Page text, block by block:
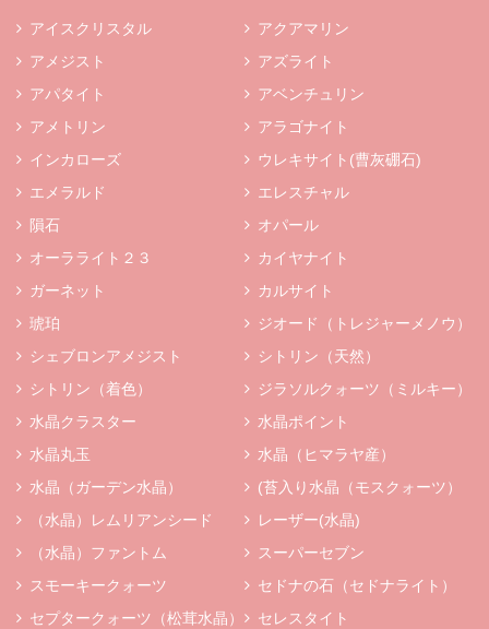
アイスクリスタル
アクアマリン
アメジスト
アズライト
アパタイト
アベンチュリン
アメトリン
アラゴナイト
インカローズ
ウレキサイト(曹灰硼石)
エメラルド
エレスチャル
隕石
オパール
オーラライト２３
カイヤナイト
ガーネット
カルサイト
琥珀
ジオード（トレジャーメノウ）
シェブロンアメジスト
シトリン（天然）
シトリン（着色）
ジラソルクォーツ（ミルキー）
水晶クラスター
水晶ポイント
水晶丸玉
水晶（ヒマラヤ産）
水晶（ガーデン水晶）
(苔入り水晶（モスクォーツ）
（水晶）レムリアンシード
レーザー(水晶)
（水晶）ファントム
スーパーセブン
スモーキークォーツ
セドナの石（セドナライト）
セプタークォーツ（松茸水晶）
セレスタイト